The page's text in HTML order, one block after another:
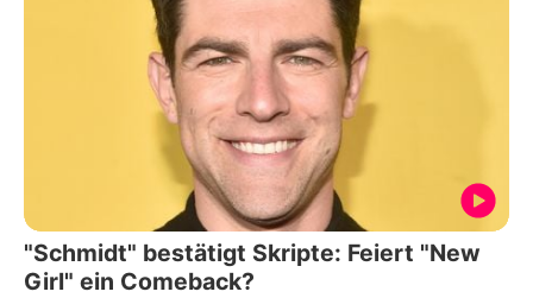
"Schmidt" bestätigt Skripte: Feiert "New
Girl" ein Comeback?